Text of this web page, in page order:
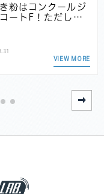
粉はコンクールジ
ートF！ただし…
VIEW MORE